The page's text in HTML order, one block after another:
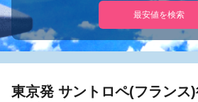
最安値を検索
東京発 サントロペ(フランス